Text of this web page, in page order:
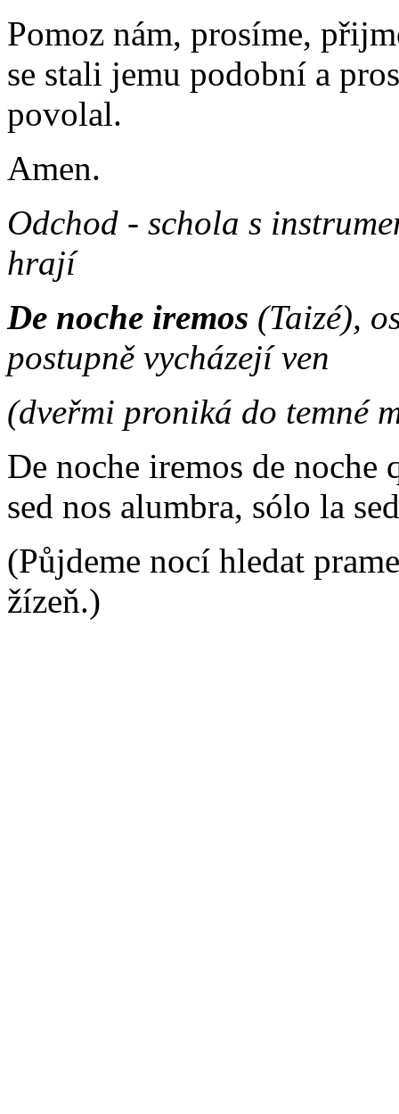
Pomoz nám, prosíme,
se stali jemu podobní a
povolal.
Amen.
Odchod - schola s
hrají
De noche iremos (Taizé),
postupně vycházejí ven
(dveřmi proniká do temné
De noche iremos de noche
sed nos alumbra, sólo la
(Půjdeme nocí hledat
žízeň.)